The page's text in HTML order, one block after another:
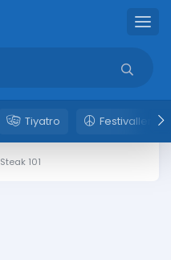
Tiyatro Festivaller
Steak 101